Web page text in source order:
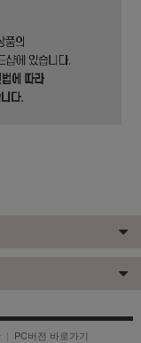
| PC버전 바로가기